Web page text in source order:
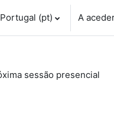
‎(pt)‎ A
sessão presencial